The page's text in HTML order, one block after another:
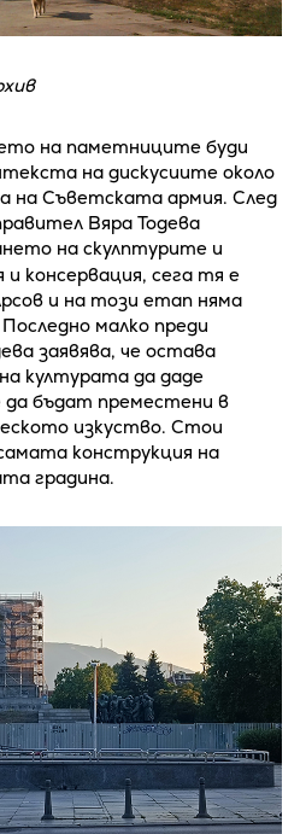
на паметниците буди
на дискусиите около
на Съветската армия. След
Вяра Тодева
на скулптурите и
консервация, сега тя е
и на този етап няма
малко преди
заявява, че остава
културата да даде
бъдат преместени в
изкуство. Стои
конструкция на
градина.